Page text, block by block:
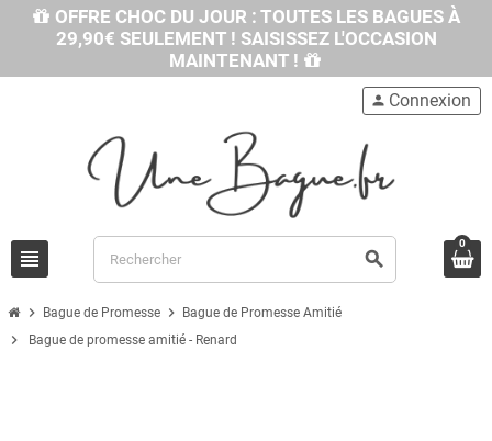
OFFRE CHOC DU JOUR : TOUTES LES BAGUES À
29,90€ SEULEMENT ! SAISISSEZ L'OCCASION
MAINTENANT !
view_headline search
person Connexion
0
chevron_right Bague de Promesse chevron_right Bague de Promesse Amitié
chevron_right Bague de promesse amitié - Renard